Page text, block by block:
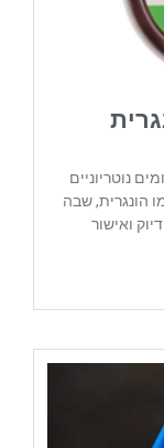
נוטריוניים
הונגרית, שבה
ואישור